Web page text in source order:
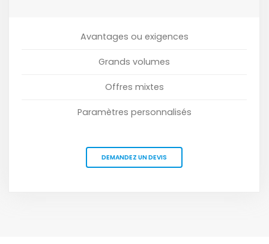
Avantages ou exigences
Grands volumes
Offres mixtes
Paramètres personnalisés
DEMANDEZ UN DEVIS